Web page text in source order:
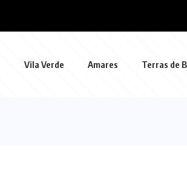
Vila Verde Amares Terras de